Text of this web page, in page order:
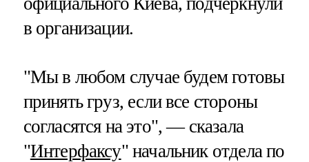
в организации.
"Мы в любом случае будем готовы
принять груз, если все стороны
согласятся на это", — сказала
"Интерфаксу" начальник отдела по